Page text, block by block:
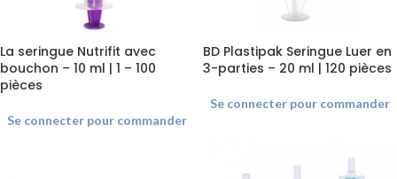
La seringue Nutrifit avec
bouchon – 10 ml | 1 – 100
pièces
Se connecter pour commander
BD Plastipak Seringue Luer en
3-parties – 20 ml | 120 pièces
Se connecter pour commander